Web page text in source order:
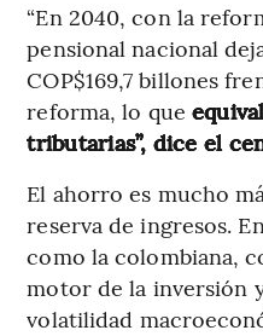
“En 2040, con la
pensional nacional
COP$169,7 billones
reforma, lo que
tributarias”, dice el
El ahorro es mucho
reserva de ingresos.
como la colombiana,
motor de la inversión
volatilidad